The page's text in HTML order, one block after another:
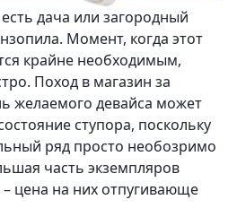
дача или загородный
Момент, когда этот
крайне необходимым,
Поход в магазин за
желаемого девайса может
ступора, поскольку
ряд просто необозримо
часть экземпляров
цена на них отпугивающе